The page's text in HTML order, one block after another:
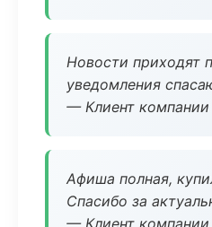
Новости приходят
уведомления
— Клиент компании
Афиша полная,
Спасибо за
— Клиент компании